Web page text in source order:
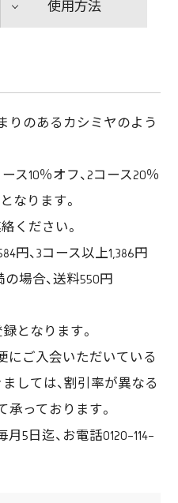
使用方法
りのあるカシミヤのよう
ス10％オフ、2コース20％
となります。
ください。
円、3コース以上1,386円
場合、送料550円
となります。
にご入会いただいている
しては、割引率が異なる
承っております。
毎月5日迄、お電話0120-114-